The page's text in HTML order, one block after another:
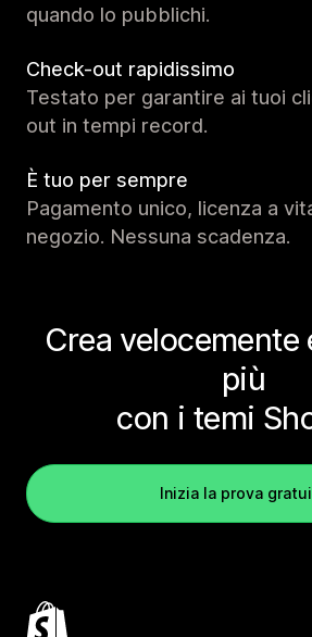
quando lo pubblichi.
Check-out rapidissimo
Testato per garantire ai tuoi
out in tempi record.
È tuo per sempre
Pagamento unico, licenza a
negozio. Nessuna scadenza.
Crea velocemente
più
con i temi
Inizia la prova